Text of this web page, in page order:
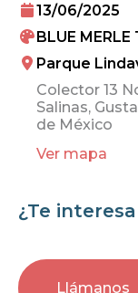
13/06/2025
BLUE MERLE
Parque
Colector 13
Salinas,
de México
Ver mapa
¿Te
Llámanos